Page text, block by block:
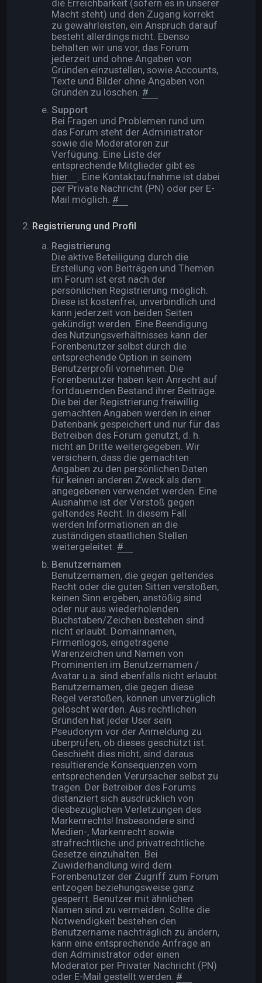
die Erreichbarkeit (sofern es in unserer
Macht steht) und den Zugang korrekt
zu gewährleisten, ein Anspruch darauf
besteht allerdings nicht. Ebenso
behalten wir uns vor, das Forum
jederzeit und ohne Angaben von
Gründen einzustellen, sowie Accounts,
Texte und Bilder ohne Angaben von
Gründen zu löschen. #
Support
Bei Fragen und Problemen rund um
das Forum steht der Administrator
sowie die Moderatoren zur
Verfügung. Eine Liste der
entsprechende Mitglieder gibt es
hier
. Eine Kontaktaufnahme ist dabei
per Private Nachricht (PN) oder per E-
Mail möglich. #
Registrierung und Profil
Registrierung
Die aktive Beteiligung durch die
Erstellung von Beiträgen und Themen
im Forum ist erst nach der
persönlichen Registrierung möglich.
Diese ist kostenfrei, unverbindlich und
kann jederzeit von beiden Seiten
gekündigt werden. Eine Beendigung
des Nutzungsverhältnisses kann der
Forenbenutzer selbst durch die
entsprechende Option in seinem
Benutzerprofil vornehmen. Die
Forenbenutzer haben kein Anrecht auf
fortdauernden Bestand ihrer Beiträge.
Die bei der Registrierung freiwillig
gemachten Angaben werden in einer
Datenbank gespeichert und nur für das
Betreiben des Forum genutzt, d. h.
nicht an Dritte weitergegeben. Wir
versichern, dass die gemachten
Angaben zu den persönlichen Daten
für keinen anderen Zweck als dem
angegebenen verwendet werden. Eine
Ausnahme ist der Verstoß gegen
geltendes Recht. In diesem Fall
werden Informationen an die
zuständigen staatlichen Stellen
weitergeleitet. #
Benutzernamen
Benutzernamen, die gegen geltendes
Recht oder die guten Sitten verstoßen,
keinen Sinn ergeben, anstößig sind
oder nur aus wiederholenden
Buchstaben/Zeichen bestehen sind
nicht erlaubt. Domainnamen,
Firmenlogos, eingetragene
Warenzeichen und Namen von
Prominenten im Benutzernamen /
Avatar u.a. sind ebenfalls nicht erlaubt.
Benutzernamen, die gegen diese
Regel verstoßen, können unverzüglich
gelöscht werden. Aus rechtlichen
Gründen hat jeder User sein
Pseudonym vor der Anmeldung zu
überprüfen, ob dieses geschützt ist.
Geschieht dies nicht, sind daraus
resultierende Konsequenzen vom
entsprechenden Verursacher selbst zu
tragen. Der Betreiber des Forums
distanziert sich ausdrücklich von
diesbezüglichen Verletzungen des
Markenrechts! Insbesondere sind
Medien-, Markenrecht sowie
strafrechtliche und privatrechtliche
Gesetze einzuhalten. Bei
Zuwiderhandlung wird dem
Forenbenutzer der Zugriff zum Forum
entzogen beziehungsweise ganz
gesperrt. Benutzer mit ähnlichen
Namen sind zu vermeiden. Sollte die
Notwendigkeit bestehen den
Benutzername nachträglich zu ändern,
kann eine entsprechende Anfrage an
den Administrator oder einen
Moderator per Privater Nachricht (PN)
oder E-Mail gestellt werden. #